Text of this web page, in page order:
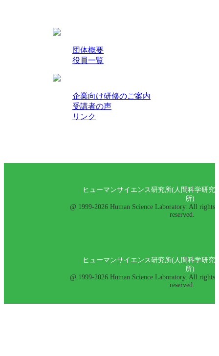
団体概要
役員一覧
企業向け研修のご案内
受講者の声
リンク
ヒューマンサイエンス研究所(人間科学研究
所)
@ 1999-2026 Human Science Laboratory. All rights
reserved.
ヒューマンサイエンス研究所(人間科学研究
所)
@ 1999-2026 Human Science Laboratory. All rights
reserved.